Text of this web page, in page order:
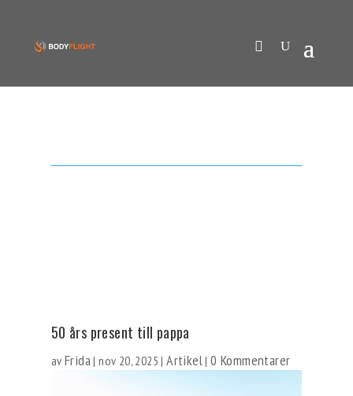
50 års present till pappa
av Frida|nov 20, 2025 |Artikel|0 Kommentarer